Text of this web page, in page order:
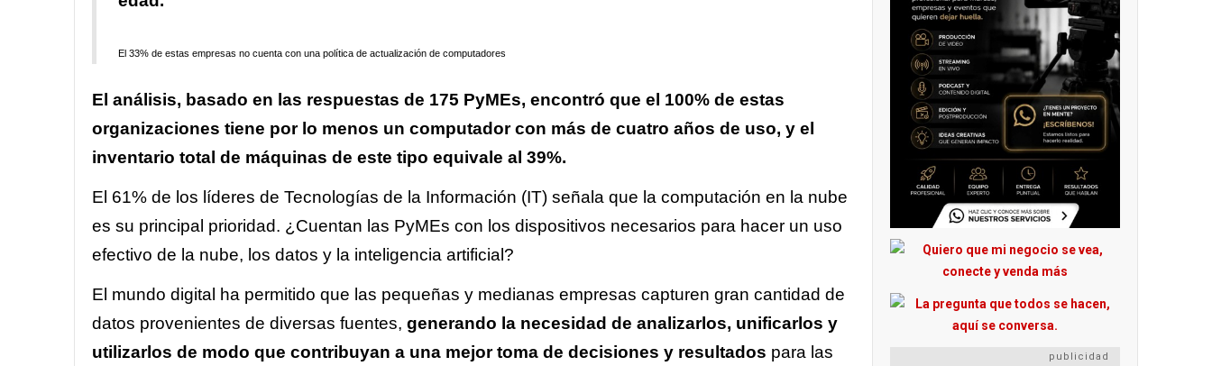
El 33% de estas empresas no cuenta con una política de actualización de computadores
El análisis, basado en las respuestas de 175 PyMEs, encontró que el 100% de estas
organizaciones tiene por lo menos un computador con más de cuatro años de uso, y el
inventario total de máquinas de este tipo equivale al 39%.
El 61% de los líderes de Tecnologías de la Información (IT) señala que la computación en la nube
es su principal prioridad. ¿Cuentan las PyMEs con los dispositivos necesarios para hacer un uso
efectivo de la nube, los datos y la inteligencia artificial?
El mundo digital ha permitido que las pequeñas y medianas empresas capturen gran cantidad de
datos provenientes de diversas fuentes, generando la necesidad de analizarlos, unificarlos y
utilizarlos de modo que contribuyan a una mejor toma de decisiones y resultados para las
publicidad